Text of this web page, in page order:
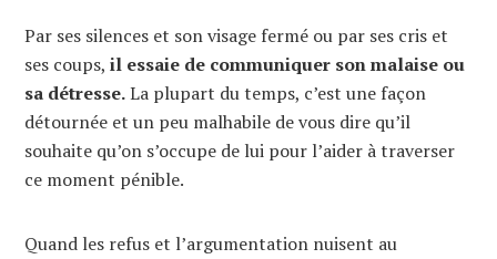
Par ses silences et son visage fermé ou par ses cris et
ses coups, il essaie de communiquer son malaise ou
sa détresse.La plupart du temps, c’est une façon
détournée et un peu malhabile de vous dire qu’il
souhaite qu’on s’occupe de lui pour l’aider à traverser
ce moment pénible.
Quand les refus et l’argumentation nuisent au